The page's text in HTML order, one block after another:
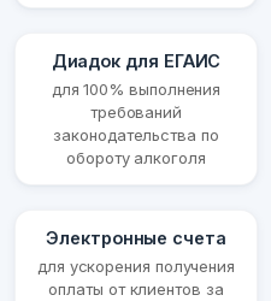
Диадок для ЕГАИС
для 100% выполнения
требований
законодательства по
обороту алкоголя
Электронные счета
для ускорения получения
оплаты от клиентов за